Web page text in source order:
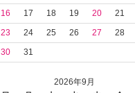
16
17 18 19 20 21
23
24 25 26 27 28
30
31
2026年9月